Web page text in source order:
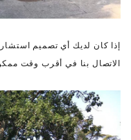
إذا كان لديك أي تصميم
الاتصال بنا في أقرب وقت